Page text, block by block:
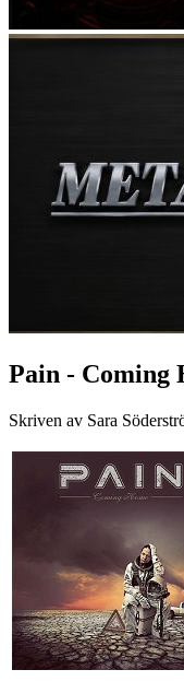
Pain - Coming
Skriven av Sara